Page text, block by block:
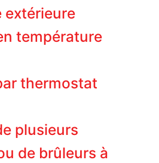
extérieure
température
thermostat
plusieurs
de brûleurs à